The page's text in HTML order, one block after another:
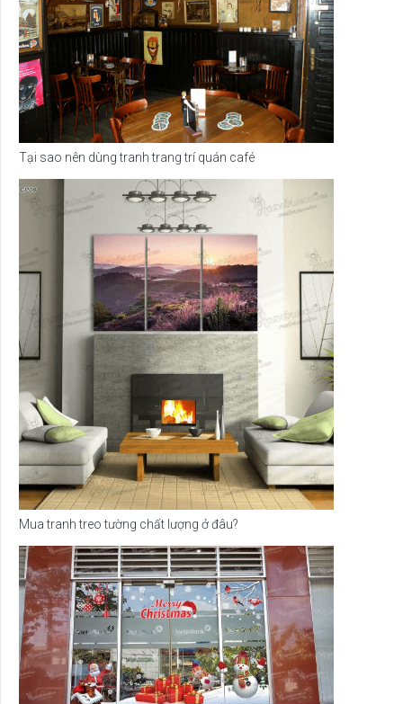
Tại sao nên dùng tranh trang trí quán café
Mua tranh treo tường chất lượng ở đâu?